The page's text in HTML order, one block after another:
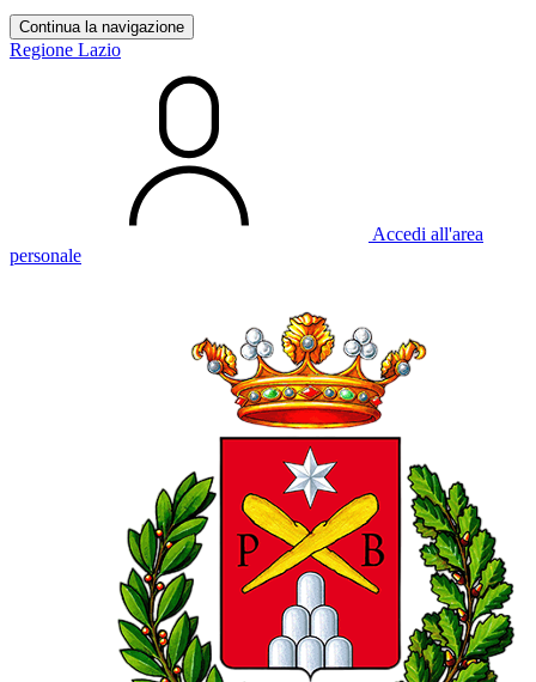
Continua la navigazione
Regione Lazio
Accedi all'area
personale